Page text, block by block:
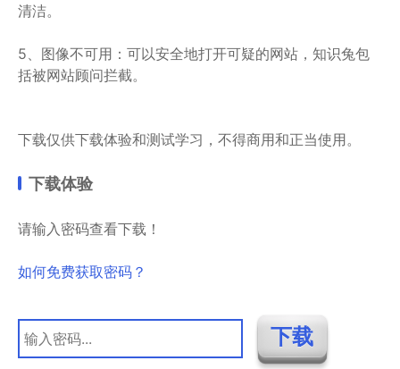
清洁。
5、图像不可用：可以安全地打开可疑的网站，知识兔包
括被网站顾问拦截。
下载仅供下载体验和测试学习，不得商用和正当使用。
下载体验
请输入密码查看下载！
如何免费获取密码？